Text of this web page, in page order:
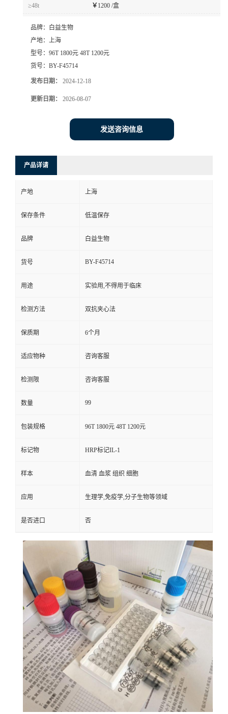
≥48t ￥ 1200 /盒
品牌：
白益生物
产地： 上海
型号： 96T 1800元 48T 1200元
货号： BY-F45714
发布日期： 2024-12-18
更新日期： 2026-08-07
发送咨询信息
产品详请
产地 上海
保存条件 低温保存
品牌 白益生物
货号 BY-F45714
用途 实验用,不得用于临床
检测方法 双抗夹心法
保质期 6个月
适应物种 咨询客服
检测限 咨询客服
数量 99
包装规格 96T 1800元 48T 1200元
标记物 HRP标记IL-1
样本 血清 血浆 组织 细胞
应用 生理学,免疫学,分子生物等领域
是否进口 否